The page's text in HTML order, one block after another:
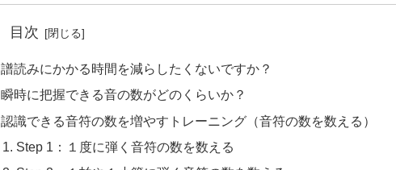
目次
譜読みにかかる時間を減らしたくないですか？
瞬時に把握できる音の数がどのくらいか？
認識できる音符の数を増やすトレーニング（音符の数を数える）
Step 1：１度に弾く音符の数を数える